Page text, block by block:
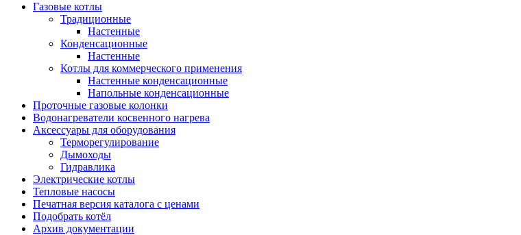
Газовые котлы
Традиционные
Настенные
Конденсационные
Настенные
Котлы для коммерческого применения
Настенные конденсационные
Напольные конденсационные
Проточные газовые колонки
Водонагреватели косвенного нагрева
Аксессуары для оборудования
Терморегулирование
Дымоходы
Гидравлика
Электрические котлы
Тепловые насосы
Печатная версия каталога с ценами
Подобрать котёл
Архив документации